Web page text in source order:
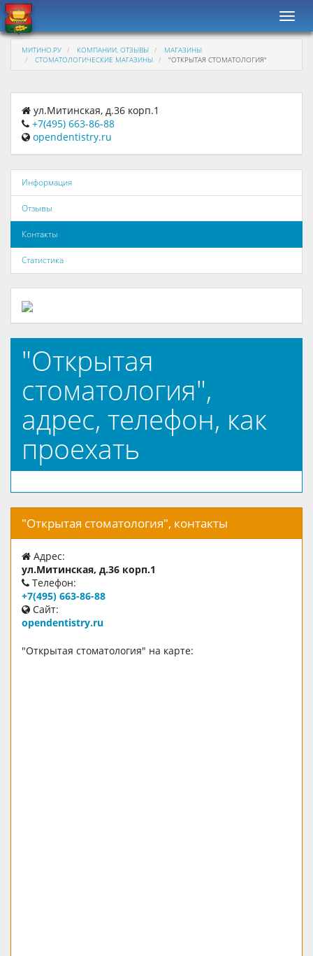
МИТИНО.РУ КОМПАНИИ, ОТЗЫВЫ
МАГАЗИНЫ
СТОМАТОЛОГИЧЕСКИЕ МАГАЗИНЫ
"ОТКРЫТАЯ СТОМАТОЛОГИЯ"
ул.Митинская, д.36 корп.1
+7(495) 663-86-88
opendentistry.ru
Информация
Отзывы
Контакты
Статистика
"Открытая
стоматология",
адрес, телефон, как
проехать
"Открытая стоматология", контакты
Адрес:
ул.Митинская, д.36 корп.1
Телефон:
+7(495) 663-86-88
Сайт:
opendentistry.ru
"Открытая стоматология" на карте: